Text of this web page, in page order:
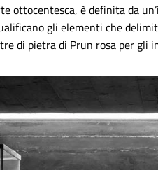
ottocentesca, è definita da
gli elementi che
di pietra di Prun rosa per gli